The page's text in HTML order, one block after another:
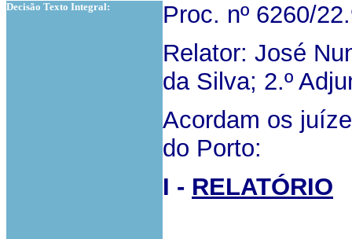
Decisão Texto Integral:
Proc. nº 6260/
Relator: José
da Silva; 2.º
Acordam os
do Porto:
I - RELATÓRIO